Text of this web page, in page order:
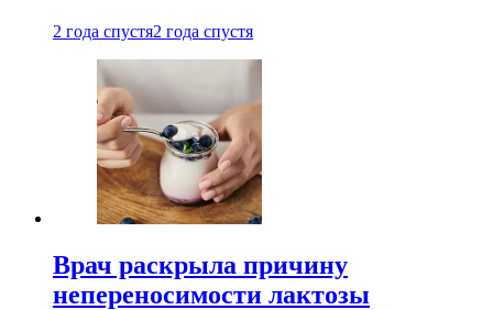
2 года спустя2 года спустя
Врач раскрыла причину
непереносимости лактозы